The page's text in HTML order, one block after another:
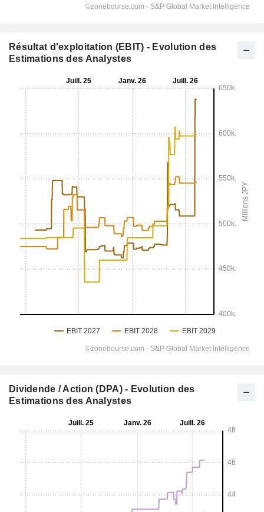
Résultat d'exploitation (EBIT) - Evolution des
Estimations des Analystes
Dividende / Action (DPA) - Evolution des
Estimations des Analystes